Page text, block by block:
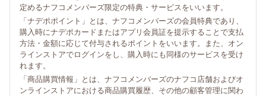
定めるナフコメンバーズ限定の特典・サービスをいいます。
「ナデポポイント」とは、ナフコメンバーズの会員特典であり、
購入時にナデポカードまたはアプリ会員証を提示することで支払
方法・金額に応じて付与されるポイントをいいます。また、オン
ラインストアでログインをし、購入時にも同様のサービスを受け
れます。
「商品購買情報」とは、ナフコメンバーズのナフコ店舗およびオ
ンラインストアにおける商品購買履歴、その他の顧客管理に関わ